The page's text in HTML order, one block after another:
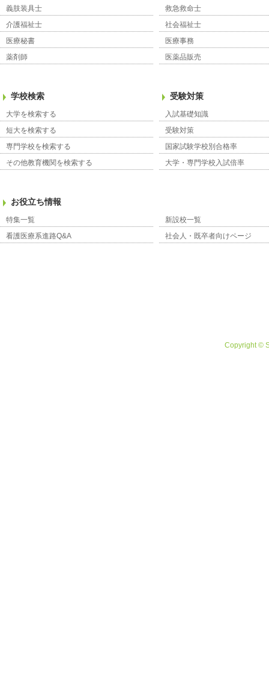
義肢装具士
救急救命士
介護福祉士
社会福祉士
医療秘書
医療事務
薬剤師
医薬品販売
学校検索
大学を検索する
短大を検索する
専門学校を検索する
その他教育機関を検索する
受験対策
入試基礎知識
受験対策
国家試験学校別合格率
大学・専門学校入試倍率
お役立ち情報
特集一覧
新設校一覧
看護医療系進路Q&A
社会人・既卒者向けページ
Copyright ©